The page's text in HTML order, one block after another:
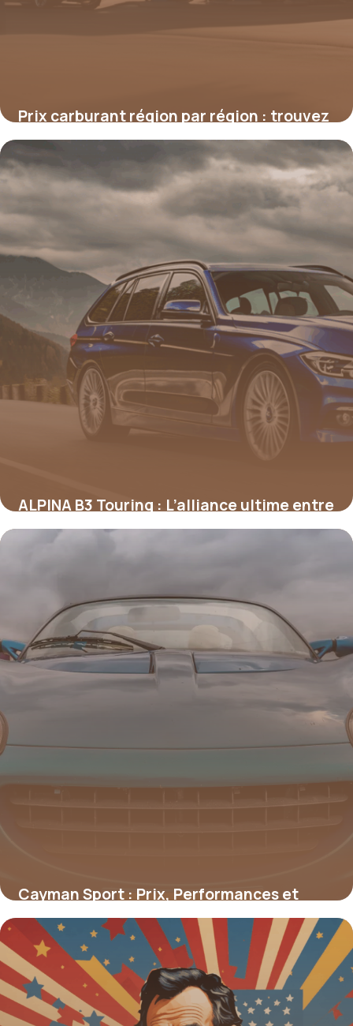
Prix carburant région par région : trouvez
la meilleure station
16 juin 2026
ALPINA B3 Touring : L’alliance ultime entre
performance et raffinement sur route
Cayman Sport : Prix, Performances et
Conseils
16 juin 2026